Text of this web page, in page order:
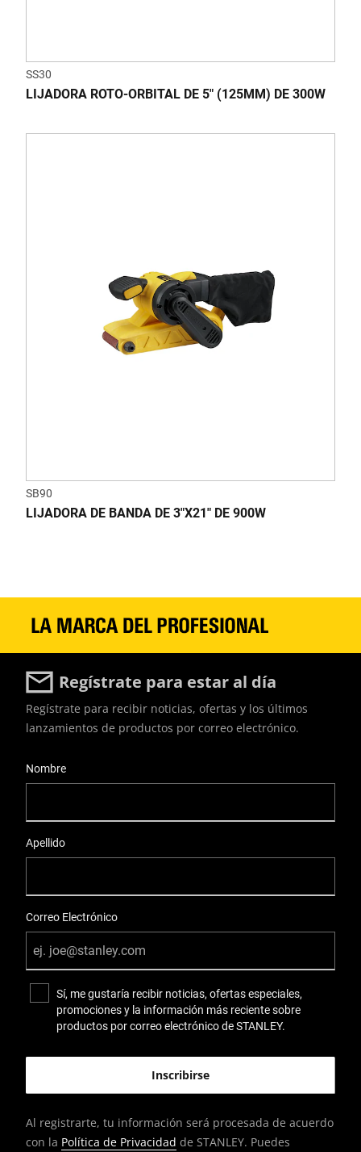
SS30
LIJADORA ROTO-ORBITAL DE 5" (125MM) DE 300W
SB90
LIJADORA DE BANDA DE 3"X21" DE 900W
Regístrate para estar al día
Regístrate para recibir noticias, ofertas y los últimos
lanzamientos de productos por correo electrónico.
Nombre
Apellido
Correo Electrónico
Sí, me gustaría recibir noticias, ofertas especiales,
promociones y la información más reciente sobre
productos por correo electrónico de STANLEY.
Al registrarte, tu información será procesada de acuerdo
con la Política de Privacidad de STANLEY. Puedes